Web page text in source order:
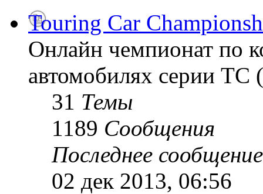
Touring Car
Онлайн чемпионат по
автомобилях серии
31 Темы
1189 Сообщения
Последнее сообщение
02 дек 2013, 06:56